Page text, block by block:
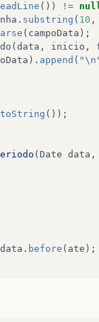
()) !=
. substring ( 10 ,
( campoData );
( data , inicio ,
). append (
toString ());
( Date data ,
data . before ( ate );